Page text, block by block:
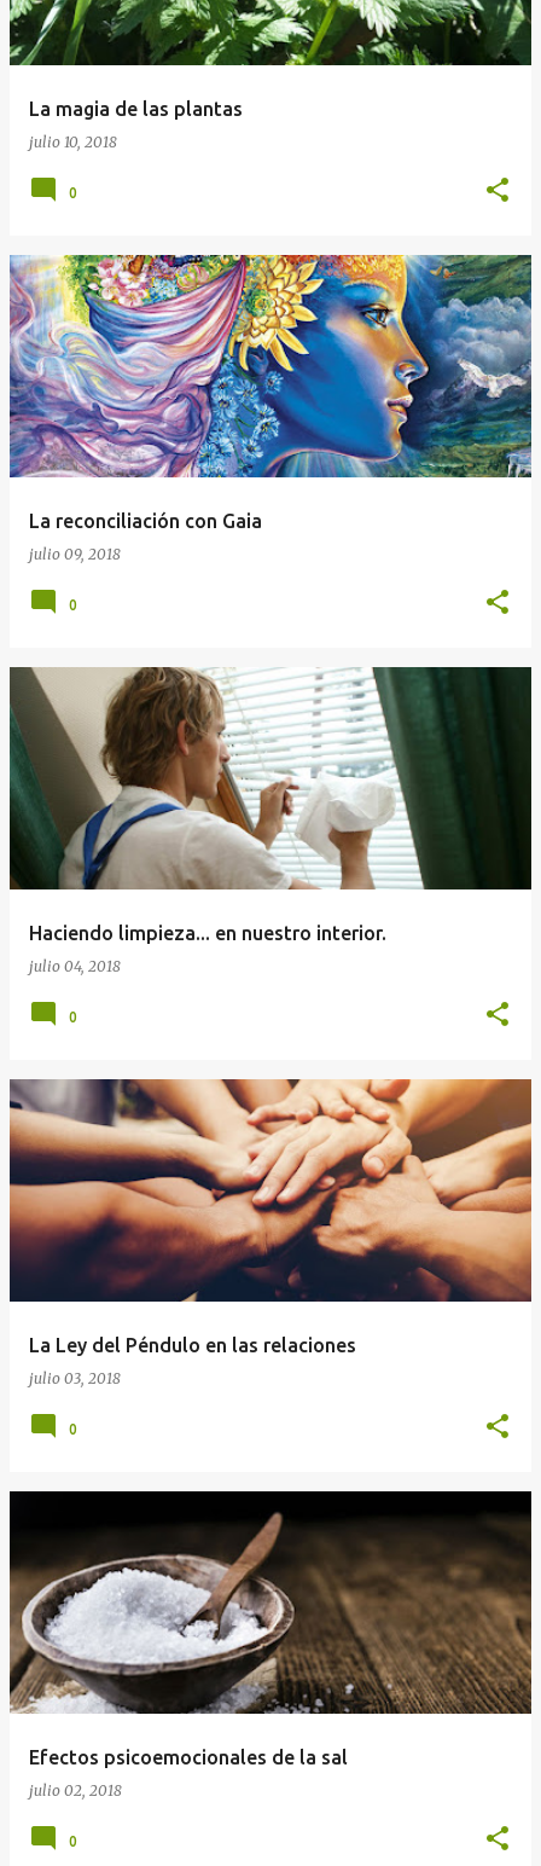
La magia de las plantas
julio 10, 2018
0
La reconciliación con Gaia
julio 09, 2018
0
Haciendo limpieza... en nuestro interior.
julio 04, 2018
0
La Ley del Péndulo en las relaciones
julio 03, 2018
0
Efectos psicoemocionales de la sal
julio 02, 2018
0